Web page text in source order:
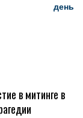
день
в митинге в